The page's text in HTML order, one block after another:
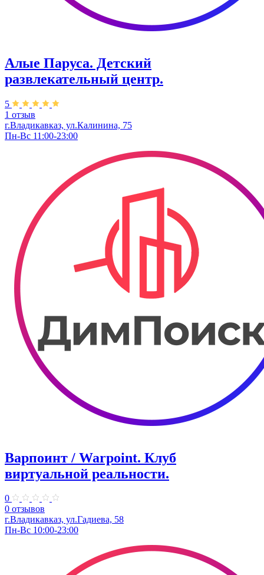
Алые Паруса. ​Детский
развлекательный центр.
5
1 отзыв
г.Владикавказ, ул.Калинина, 75
Пн-Вс 11:00-23:00
Варпоинт / Warpoint. Клуб
виртуальной реальности.
0
0 отзывов
г.Владикавказ, ул.Гадиева, 58
Пн-Вс 10:00-23:00